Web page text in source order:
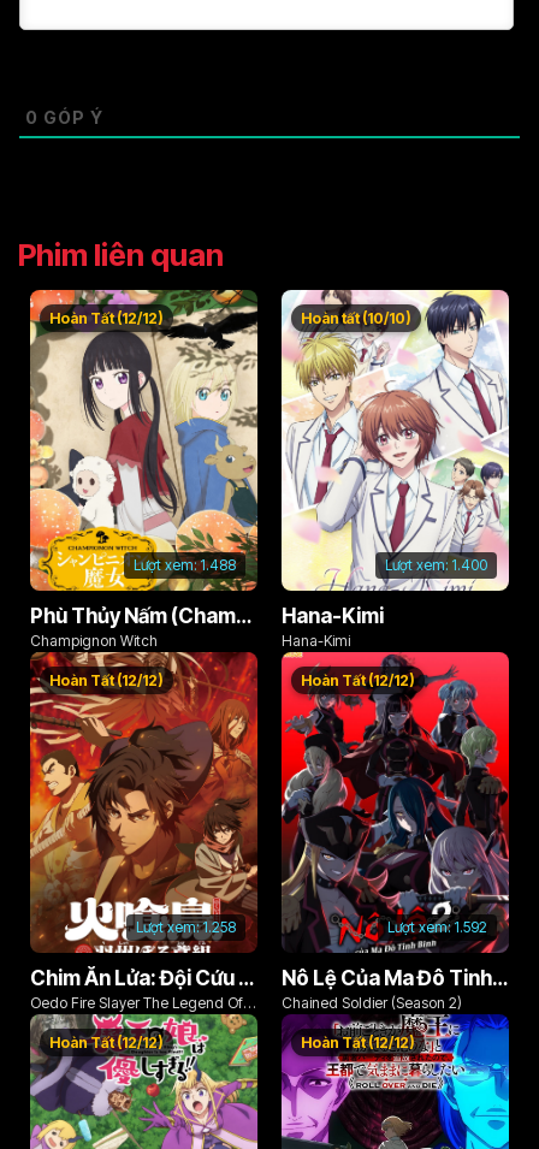
0 GÓP Ý
Phim liên quan
Lượt xem:1.488
Hoàn Tất (12/12)
Phù Thủy Nấm (Champignon no Majo)
Champignon Witch
Lượt xem: 1.400
Hoàn tất (10/10)
Hana-Kimi
Hana-Kimi
Lượt xem:1.258
Hoàn Tất (12/12)
Chim Ăn Lửa: Đội Cứu Hỏa Rách Rưới Vùng Ushu
Oedo Fire Slayer The Legend Of
Phoenix
Lượt xem:1.592
Hoàn Tất (12/12)
Nô Lệ Của Ma Đô Tinh Binh (Phần 2)
Chained Soldier (Season 2)
Hoàn Tất (12/12) Hoàn Tất (12/12)